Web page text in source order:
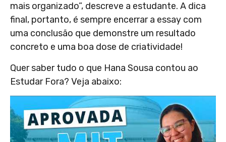
mais organizado”, descreve a estudante. A dica
final, portanto, é sempre encerrar a essay com
uma conclusão que demonstre um resultado
concreto e uma boa dose de criatividade!
Quer saber tudo o que Hana Sousa contou ao
Estudar Fora? Veja abaixo: